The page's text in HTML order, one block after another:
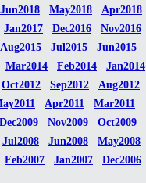
Jun2018 May2018
Apr2018
Jan2017 Dec2016
Nov2016
Aug2015 Jul2015
Jun2015
Mar2014 Feb2014
Jan2014
Oct2012 Sep2012
Aug2012
Apr2011
Mar2011
Dec2009 Nov2009
Oct2009
Jul2008 Jun2008
May2008
Feb2007 Jan2007
Dec2006